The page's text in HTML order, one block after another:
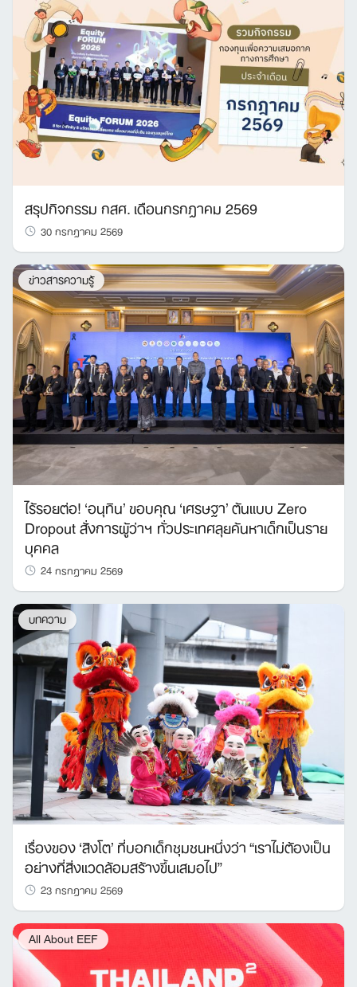
สรุปกิจกรรม กสศ. เดือนกรกฎาคม 2569
30 กรกฎาคม 2569
ข่าวสารความรู้
ไร้รอยต่อ! ‘อนุทิน’ ขอบคุณ ‘เศรษฐา’ ต้นแบบ Zero
Dropout สั่งการผู้ว่าฯ ทั่วประเทศลุยค้นหาเด็กเป็นราย
บุคคล
24 กรกฎาคม 2569
บทความ
เรื่องของ ‘สิงโต’ ที่บอกเด็กชุมชนหนึ่งว่า “เราไม่ต้องเป็น
อย่างที่สิ่งแวดล้อมสร้างขึ้นเสมอไป”
23 กรกฎาคม 2569
All About EEF